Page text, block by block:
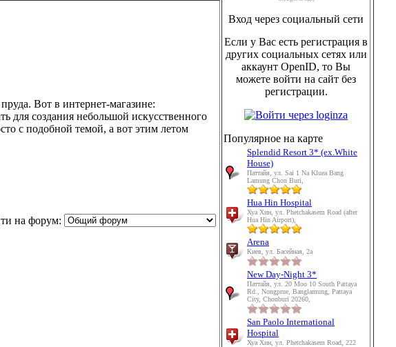
Вход через социальный сети
Если у Вас есть регистрация в
других социальных сетях или
аккаунт OpenID, то Вы
можете войти на сайт без
регистрации.
Популярное на карте
Splendid Resort 3* (ex.White
House)
Паттайя, ул. Sai 1 Na Kluea Bang
Lamung Chon Buri,
Hua Hin Hospital
Хуа Хин, ул. Phetchakasem Road (after
Hua Hin Airport),
Arena
Киев, ул. Басейная, 2а
New Day-Night 3*
Паттайя, ул. 20 Moo 10 South Pattaya
Rd., Nongprue, Banglamung, Pattaya
City, Chonburi 20260,
San Paolo International
Hospital
Хуа Хин, ул. Phetchakasem Road, 222
Вот в интернет-магазине:
для создания небольшой искусственного
с подобной темой, а вот этим летом
на форум: